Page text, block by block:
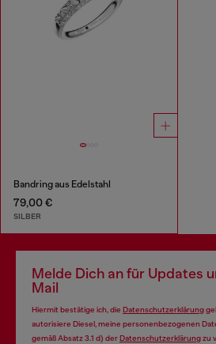
Bandring aus Edelstahl
79,00 €
SILBER
Melde Dich an für Updates
Mail
Hiermit bestätige ich, die Datenschutzerklärung
autorisiere Diesel, meine personenbezogenen
gemäß Absatz 3.1 d) derDatenschutzerklärungzu